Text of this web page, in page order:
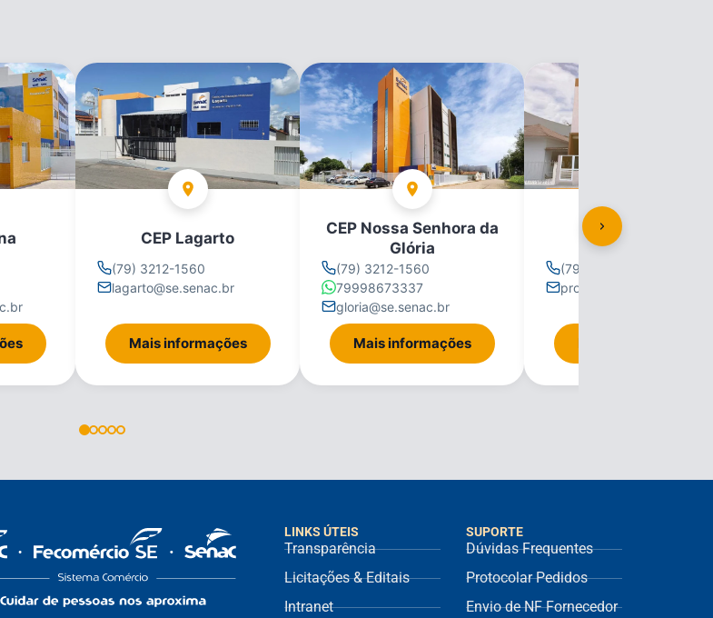
CEP Lagarto
(79) 3212-1560
lagarto@se.senac.br
Mais informações
CEP Nossa Senhora da
Glória
(79) 3212-1560
79998673337
gloria@se.senac.br
Mais informações
CEP Propriá
(79) 3212-1560
propria@se.senac.br
LINKS ÚTEIS
Transparência
Licitações & Editais
Intranet
SUPORTE
Dúvidas Frequentes
Protocolar Pedidos
Envio de NF Fornecedor